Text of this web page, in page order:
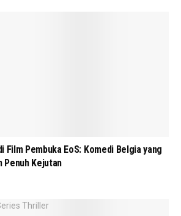
Film Pembuka EoS: Komedi Belgia yang
Penuh Kejutan